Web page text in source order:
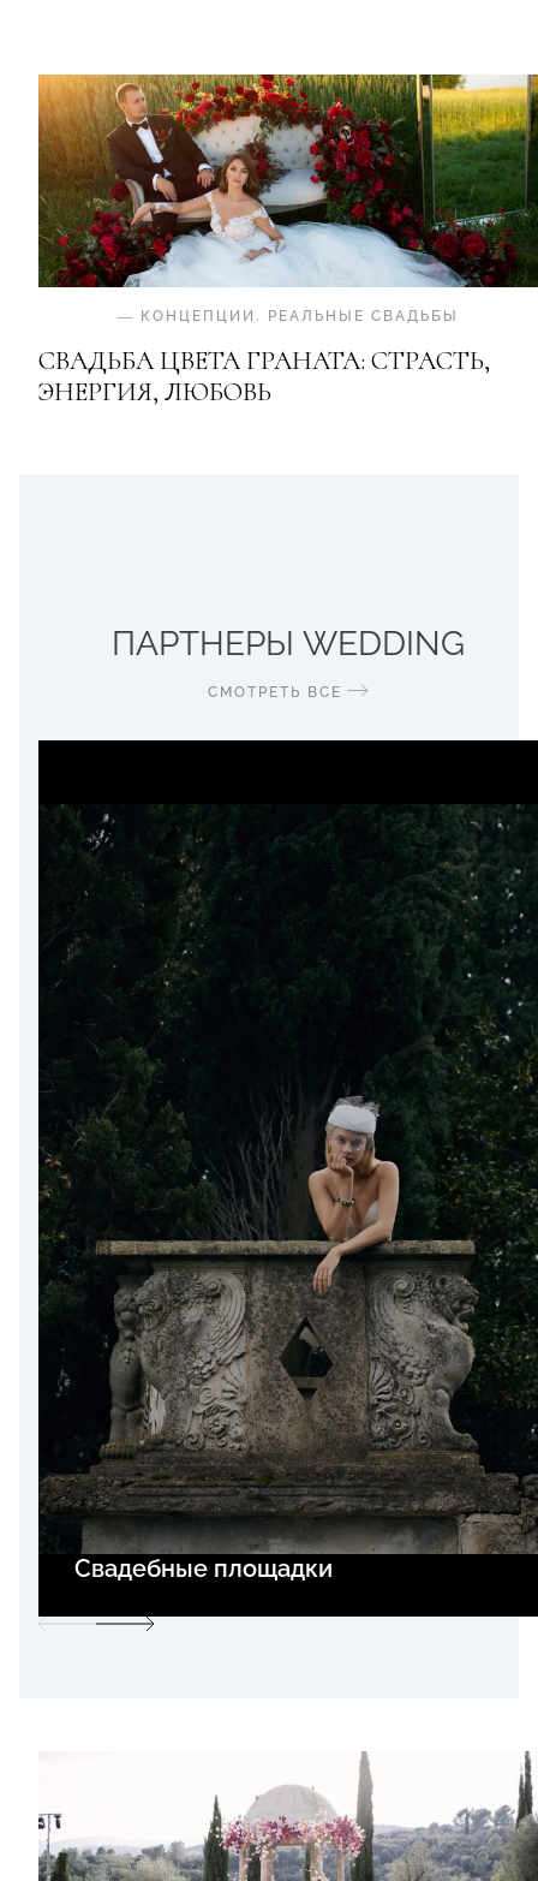
— КОНЦЕПЦИИ . РЕАЛЬНЫЕ СВАДЬБЫ
СВАДЬБА ЦВЕТА ГРАНАТА: СТРАСТЬ,
ЭНЕРГИЯ, ЛЮБОВЬ
ПАРТНЕРЫ WEDDING
СМОТРЕТЬ ВСЕ
Свадебные площадки